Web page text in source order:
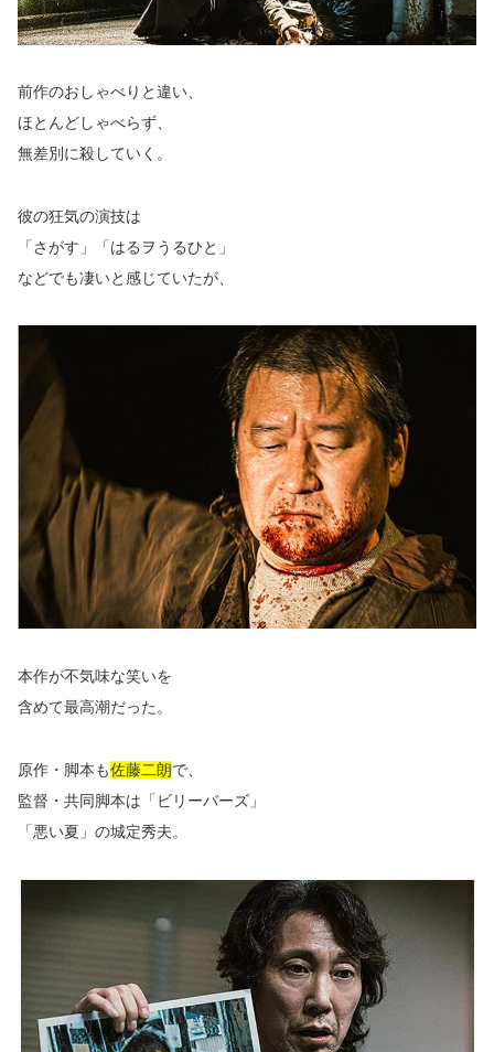
前作のおしゃべりと違い、
ほとんどしゃべらず、
無差別に殺していく。
彼の狂気の演技は
「さがす」「はるヲうるひと」
などでも凄いと感じていたが、
本作が不気味な笑いを
含めて最高潮だった。
原作・脚本も佐藤二朗で、
監督・共同脚本は「ビリーバーズ」
「悪い夏」の城定秀夫。